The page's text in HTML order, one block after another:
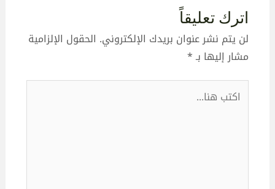
اترك تعليقاً
لن يتم نشر عنوان بريدك الإلكتروني. الحقول الإلزامية
مشار إليها بـ*
اكتب
هنا...